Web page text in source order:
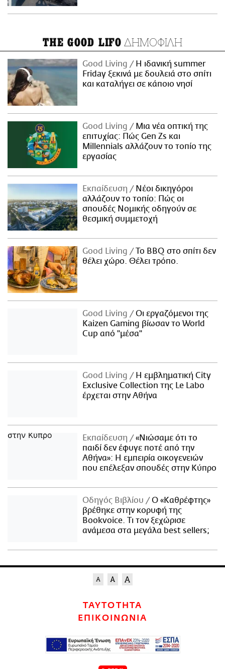
THE GOOD LIFO ΔΗΜΟΦΙΛΗ
Good Living
Η ιδανική summer
Friday ξεκινά με δουλειά στο σπίτι
και καταλήγει σε κάποιο νησί
Good Living
Μια νέα οπτική της
επιτυχίας: Πώς Gen Zs και
Millennials αλλάζουν το τοπίο της
εργασίας
Εκπαίδευση
Νέοι δικηγόροι
αλλάζουν το τοπίο: Πώς οι
σπουδές Νομικής οδηγούν σε
θεσμική συμμετοχή
Good Living
Το BBQ στο σπίτι δεν
θέλει χώρο. Θέλει τρόπο.
Good Living
Οι εργαζόμενοι της
Kaizen Gaming βίωσαν το World
Cup από "μέσα"
Good Living
Η εμβληματική City
Exclusive Collection της Le Labo
έρχεται στην Αθήνα
Εκπαίδευση
«Νιώσαμε ότι το
παιδί δεν έφυγε ποτέ από την
Αθήνα»: Η εμπειρία οικογενειών
που επέλεξαν σπουδές στην Κύπρο
Οδηγός Βιβλίου
Ο «Καθρέφτης»
βρέθηκε στην κορυφή της
Bookvoice. Τι τον ξεχώρισε
ανάμεσα στα μεγάλα best sellers;
ΤΑΥΤΟΤΗΤΑ
ΕΠΙΚΟΙΝΩΝΙΑ